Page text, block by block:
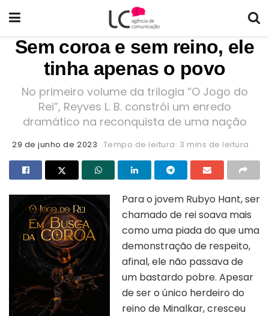
Sem coroa e sem reino, ele
tinha apenas o povo
No primeiro volume da trilogia “O Jogo do
Rei”, Reyves L. B. constrói um enredo
dramático na reconquista de uma nação
29 de junho de 2023 Tempo de leitura: 3 mins de leitura
Para o jovem Rubyo Hant, ser
chamado de rei soava mais
como uma piada do que uma
demonstração de respeito,
afinal, ele não passava de
um bastardo pobre. Apesar
de ser o único herdeiro do
reino de Minalkar, cresceu